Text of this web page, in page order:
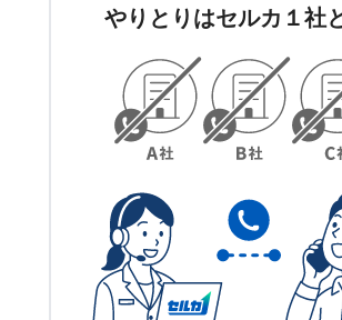
やりとりはセルカ１社